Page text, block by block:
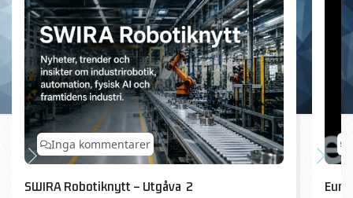
Inga kommentarer
SWIRA Robotiknytt – Utgåva 2